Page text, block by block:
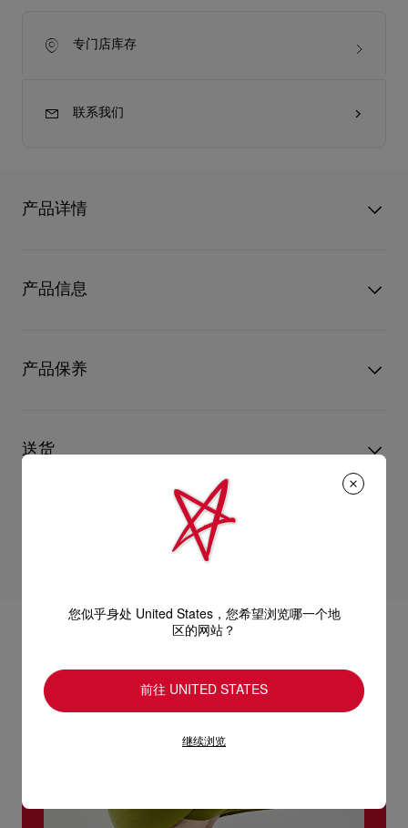
专门店库存
联系我们
产品详情
的高跟鞋配上100毫米幼细鞋跟、经典的Loubi红鞋底和软垫鞋
垫，并采用Everlasting Red红鞋底，运用创新的涂层技术确保标
产品信息
颜色
黑色
物料
漆皮
产品保养
革产品需要深层清洁还是保养护理，我们也能为尽应所需，确保
您心仪的设计耐用经年。 请小心护理闪亮皮革产品，以免品质受
送货
经 DHL Express 送货 - 送货时间：3至 4个工作天
部分地区可能需要额外送货时间。
估计送货时间按照加快处理订单计算。
专门店恕不处理退货或换货要求。
退回的产品必须完好无损，红鞋底也没有任何污渍。
您似乎身处 United States，您希望浏览哪一个地
区的网站？
前往 UNITED STATES
继续浏览